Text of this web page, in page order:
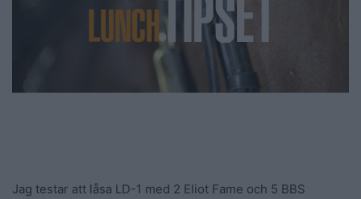
Jag testar att låsa LD-1 med 2 Eliot Fame och 5 BBS